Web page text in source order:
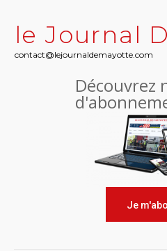
le Journal
contact@lejournaldemayotte.com
Découvrez
Je